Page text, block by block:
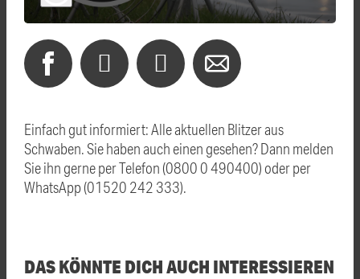
Einfach gut informiert: Alle aktuellen Blitzer aus
Schwaben. Sie haben auch einen gesehen? Dann melden
Sie ihn gerne per Telefon (0800 0 490400) oder per
WhatsApp (01520 242 333).
DAS KÖNNTE DICH AUCH INTERESSIEREN